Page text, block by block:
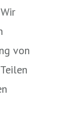
von